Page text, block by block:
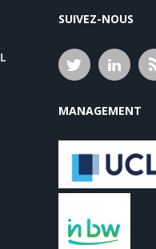
SUIVEZ-NOUS
MANAGEMENT